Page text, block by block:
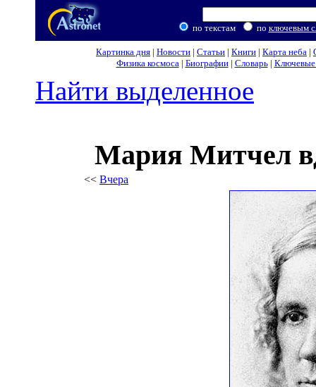
по текстам по ключевым
Картинка дня | Новости | Статьи | Книги | Карта неба |
Физика космоса| Биографии| Словарь| Ключевые
Найти выделенное
Мария Митчел
<< Вчера